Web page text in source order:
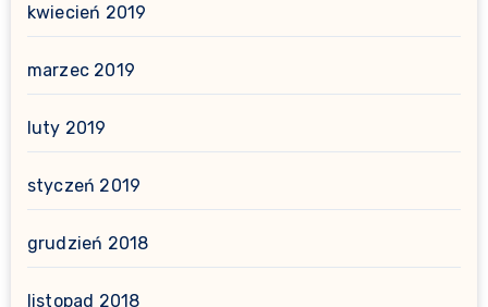
kwiecień 2019
marzec 2019
luty 2019
styczeń 2019
grudzień 2018
listopad 2018